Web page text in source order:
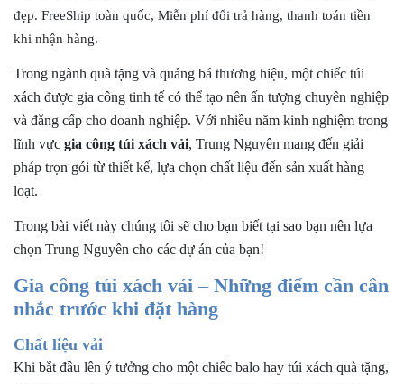
Chất liệu vải
Kích thước túi xách vải gia công
Các tiêu chí đánh giá 1 xưởng gia công túi xách vải chất
Trung Nguyên – Xưởng gia công túi xách vải uy tín chất
Tại sao bạn nên lựa chọn gia công túi xách vải Trung
Nguyên?
Các loại túi xách vải Trung Nguyên nhận gia công
Cùng xem qua khách hàng tiêu biểu mà Trung Nguyên
Trung Nguyên địa chỉ gia công túi xách balo đáng tin
cậy cho khách hàng
đẹp. FreeShip toàn quốc, Miễn phí đổi trả hàng, thanh toán tiền
khi nhận hàng.
Trong ngành quà tặng và quảng bá thương hiệu, một chiếc túi
xách được gia công tinh tế có thể tạo nên ấn tượng chuyên nghiệp
và đẳng cấp cho doanh nghiệp. Với nhiều năm kinh nghiệm trong
lĩnh vực gia công túi xách vải, Trung Nguyên mang đến giải
pháp trọn gói từ thiết kế, lựa chọn chất liệu đến sản xuất hàng
loạt.
Trong bài viết này chúng tôi sẽ cho bạn biết tại sao bạn nên lựa
chọn Trung Nguyên cho các dự án của bạn!
Gia công túi xách vải – Những điểm cần cân
nhắc trước khi đặt hàng
Chất liệu vải
Khi bắt đầu lên ý tưởng cho một chiếc balo hay túi xách quà tặng,